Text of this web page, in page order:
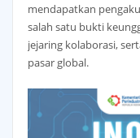
mendapatkan
salah satu bukti
jejaring kolaborasi,
pasar global.